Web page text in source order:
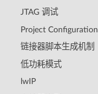
JTAG 调试
Project Configuration
链接器脚本生成机制
低功耗模式
lwIP